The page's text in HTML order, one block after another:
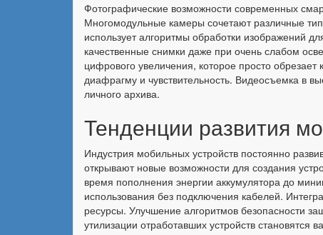
Фотографические возможности современных
Многомодульные камеры сочетают различные
использует алгоритмы обработки изображений
качественные снимки даже при очень слабом
цифрового увеличения, которое просто
диафрагму и чувствительность. Видеосъемка в
личного архива.
Тенденции развития
Индустрия мобильных устройств постоянно
открывают новые возможности для создания
время пополнения энергии аккумулятора до
использования без подключения кабелей.
ресурсы. Улучшение алгоритмов безопасности
утилизации отработавших устройств